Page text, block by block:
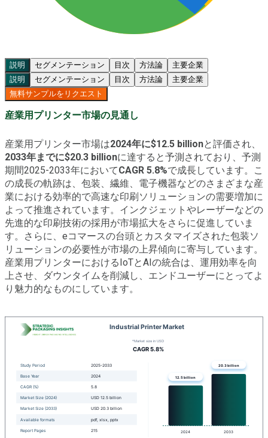
説明 セグメンテーション 目次 方法論
主要企業
説明
セグメンテーション 目次 方法論
主要企業
無料サンプルをリクエスト
産業用プリンター市場の見通し
産業用プリンター市場は2024年に$12.5 billionと評価され、
2033年までに$20.3 billionに達すると予測されており、予測
期間2025-2033年においてCAGR 5.8%で成長しています。こ
の成長の軌跡は、包装、繊維、電子機器などのさまざまな産
業における効率的で高速な印刷ソリューションの需要増加に
よって推進されています。インクジェットやレーザーなどの
先進的な印刷技術の採用が市場拡大をさらに促進していま
す。さらに、eコマースの台頭とカスタマイズされた包装ソ
リューションの必要性が市場の上昇傾向に寄与しています。
産業用プリンターにおけるIoTとAIの統合は、運用効率を向
上させ、ダウンタイムを削減し、エンドユーザーにとってよ
り魅力的なものにしています。